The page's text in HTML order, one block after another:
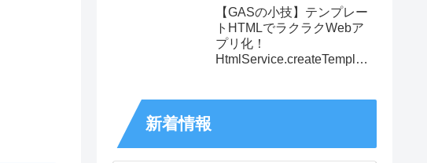
【GASの小技】テンプレー
トHTMLでラクラクWebア
プリ化！
HtmlService.createTemplate
新着情報